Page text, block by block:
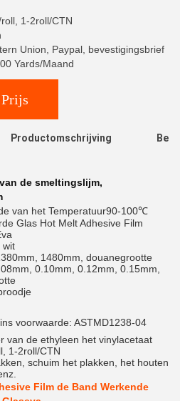
1-2roll/CTN
Union, Paypal, bevestigingsbrief
Yards/Maand
Productomschrijving
de smeltingslijm,
van het Temperatuur90-100℃
Glas Hot Melt Adhesive Film
wit
1480mm, douanegrootte
0.10mm, 0.12mm, 0.15mm,
voorwaarde: ASTMD1238-04
van de ethyleen het vinylacetaat
1-2roll/CTN
schuim het plakken, het houten
Film de Band Werkende